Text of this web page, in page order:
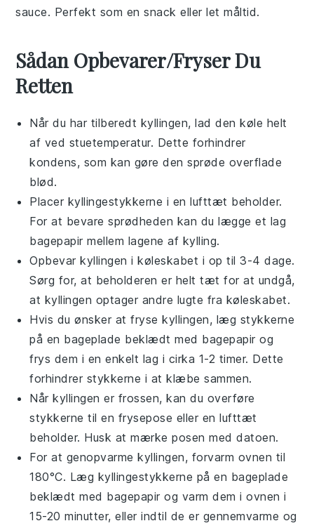
sauce. Perfekt som en snack eller let måltid.
Sådan Opbevarer/Fryser Du
Retten
Når du har tilberedt kyllingen, lad den køle helt
af ved stuetemperatur. Dette forhindrer
kondens, som kan gøre den sprøde overflade
blød.
Placer kyllingestykkerne i en lufttæt beholder.
For at bevare sprødheden kan du lægge et lag
bagepapir mellem lagene af kylling.
Opbevarkyllingen i køleskabet i op til 3-4 dage.
Sørg for, at beholderen er helt tæt for at undgå,
at kyllingen optager andre lugte fra køleskabet.
Hvis du ønsker at frysekyllingen, læg stykkerne
på en bageplade beklædt med bagepapir og
frys dem i en enkelt lag i cirka 1-2 timer. Dette
forhindrer stykkerne i at klæbe sammen.
Nårkyllingen er frossen, kan du overføre
stykkerne til en frysepose eller en lufttæt
beholder. Husk at mærke posen med datoen.
For at genopvarmekyllingen, forvarm ovnen til
180°C. Læg kyllingestykkerne på en bageplade
beklædt med bagepapir og varm dem i ovnen i
15-20 minutter, eller indtil de er gennemvarme og